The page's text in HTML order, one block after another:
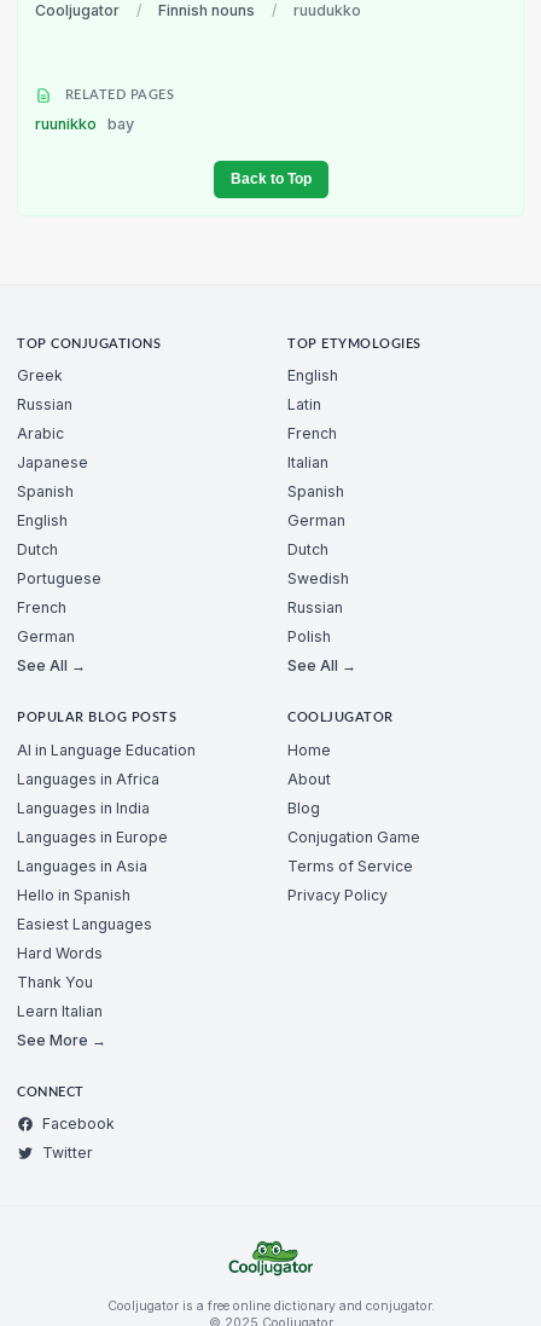
Cooljugator / Finnish nouns / ruudukko
RELATED PAGES
ruunikko bay
Back to Top
TOP CONJUGATIONS
Greek
Russian
Arabic
Japanese
Spanish
English
Dutch
Portuguese
French
German
See All →
TOP ETYMOLOGIES
English
Latin
French
Italian
Spanish
German
Dutch
Swedish
Russian
Polish
See All →
POPULAR BLOG POSTS
AI in Language Education
Languages in Africa
Languages in India
Languages in Europe
Languages in Asia
Hello in Spanish
Easiest Languages
Hard Words
Thank You
Learn Italian
See More →
COOLJUGATOR
Home
About
Blog
Conjugation Game
Terms of Service
Privacy Policy
CONNECT
Facebook
Twitter
Cooljugator is a free online dictionary and conjugator.